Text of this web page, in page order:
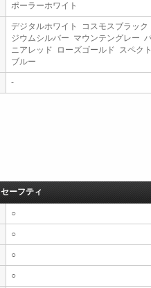
ポーラーホワイト
デジタルホワイト コスモスブラッ
ジウムシルバー マウンテングレー
ニアレッド ローズゴールド スペク
ブルー
-
セーフティ
○
○
○
○